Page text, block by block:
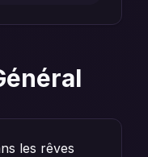
les rêves